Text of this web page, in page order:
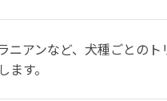
ニアンなど、犬種ごとの
す。